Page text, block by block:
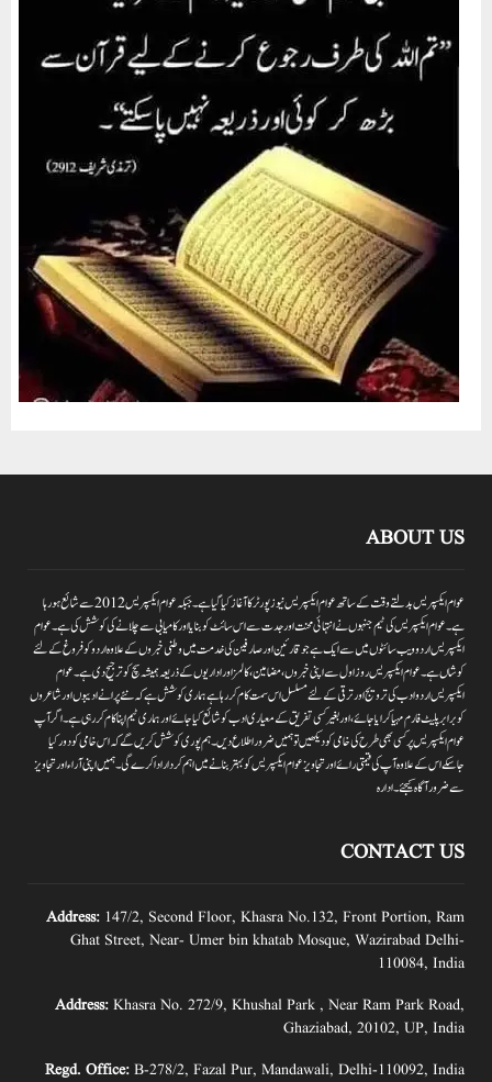
ABOUT US
عوام ایکسپریس بدلتے وقت کے ساتھ عوام ایکسپریس نیوز پورٹر کا آغاز کیا گیا ہے۔جبکہ عوام ایکسپریس 2012سے شائع ہورہا
ہے۔ عوام ایکسپریس کی ٹیم جنہوں نے انتہائی محنت اور جدت سے اس سائٹ کو بنایا اور کامیابی سے چلانے کی کوشش کی ہے۔عوام
ایکسپریس اردو ویب سائٹوں میں سے ایک ہے جو قارئین اور صارفین کی خدمت میں وطنی خبروں کے علاوہ اردو کو فروغ کے لئے
کوشاں ہے۔عوام ایکسپریس روز اول سے اپنی خبروں ،مضامین ،کالمز اور اداریوں کے ذریعہ ہمیشہ سچ کو ترجیح دی ہے۔عوام
ایکسپریس اردو ادب کی ترویج اور ترقی کے لئے مسلسل اس سمت کام کر رہا ہے ہماری کوشش ہے کہ نئے پرانے ادیبوں اور شاعروں
کو برابر پلیٹ فارم مہیا کرایا جائے،اور بغیر کسی تفریق کے معیاری ادب کو شائع کیا جائے اور ہماری ٹیم اپنا کام کر رہی ہے۔اگر آپ
عوام ایکسپریس پر کسی بھی طرح کی خامی کو دیکھیں تو ہمیں ضرور اطلاع دیں۔ہم پوری کوشش کریں گے کہ اس خامی کو دور کیا
جاسکے اس کے علاوہ آپ کی قیمتی رائے اور تجاویز عوام ایکسپریس کو بہتر بنانے میں اہم کردار اداکرے گی۔ہمیں اپنی آراءاور تجاویز
سے ضرور آگاہ کیجئے۔ ادارہ
CONTACT US
Address: 147/2, Second Floor, Khasra No.132, Front Portion, Ram
Ghat Street, Near- Umer bin khatab Mosque, Wazirabad Delhi-
110084, India
Address: Khasra No. 272/9, Khushal Park , Near Ram Park Road,
Ghaziabad, 20102, UP, India
Regd. Office: B-278/2, Fazal Pur, Mandawali, Delhi-110092, India